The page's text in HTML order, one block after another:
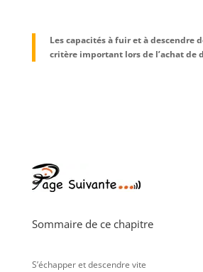
Les capacités à fuir et à descendre
critère important lors de l’achat de
Sommaire de ce chapitre
S’échapper et descendre vite